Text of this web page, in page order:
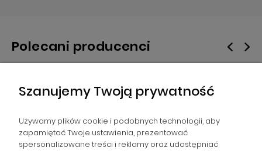
Polecani producenci
Szanujemy Twoją prywatność
Używamy plików cookie i podobnych technologii, aby
zapamiętać Twoje ustawienia, prezentować
spersonalizowane treści i reklamy oraz udostępniać